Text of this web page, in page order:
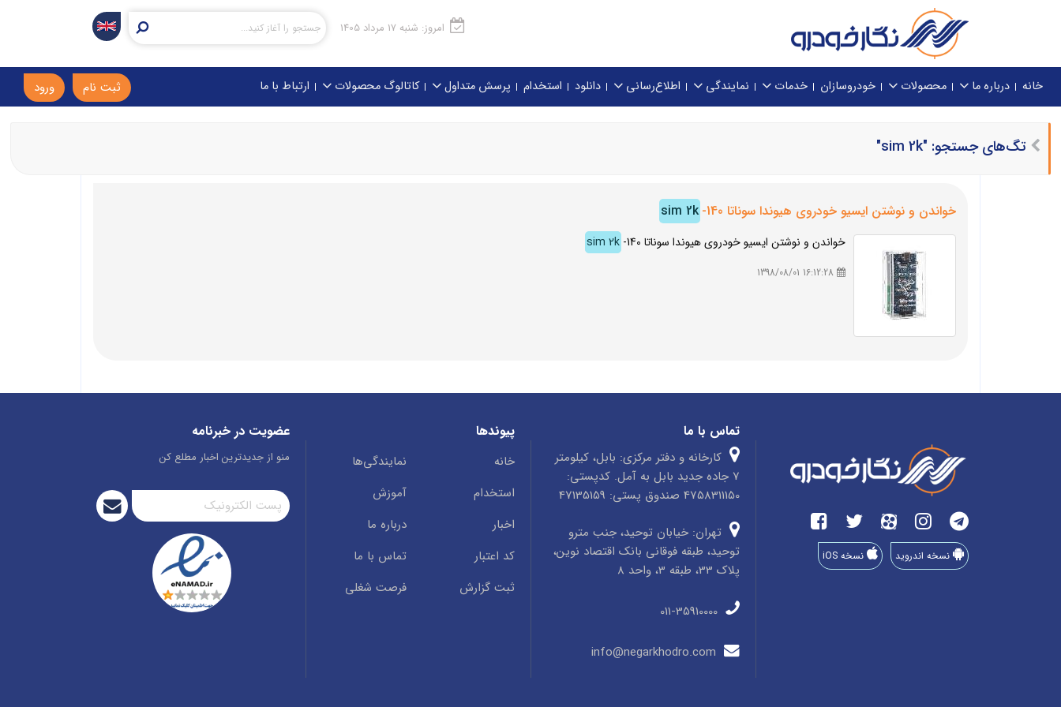
امروز: شنبه 17 مرداد 1405
ورود ثبت نام خانه درباره ما محصولات خودروسازان خدمات نمایندگی اطلاع‌رسانی دانلود استخدام پرسش متداول کاتالوگ محصولات ارتباط با ما
تگ‌های جستجو: "sim 2k"
خواندن و نوشتن ایسیو خودروی هیوندا سوناتا sim 2k -140
خواندن و نوشتن ایسیو خودروی هیوندا سوناتا sim 2k -140
نسخه اندروید نسخه iOS
تماس با ما
کارخانه و دفتر مرکزی: بابل، کیلومتر
7 جاده جدید بابل به آمل. کدپستی:
4758311150 صندوق پستی: 47135159
تهران: خیابان توحید، جنب مترو
توحید، طبقه فوقانی بانک اقتصاد نوین،
پلاک 33، طبقه 3، واحد 8
پیوندها
خانه
نمایندگی‌ها
استخدام
آموزش
اخبار
درباره ما
کد اعتبار
تماس با ما
ثبت گزارش
فرصت شغلی
عضویت در خبرنامه
منو از جدیدترین اخبار مطلع کن